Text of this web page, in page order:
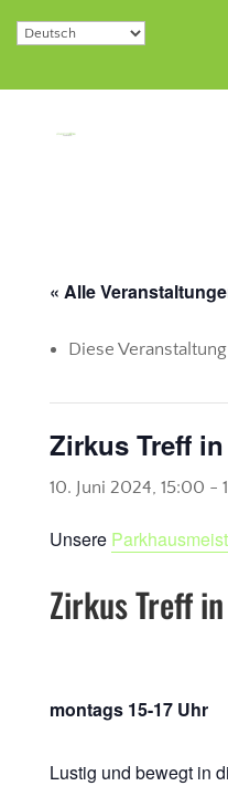
« Alle
Diese
Zirkus Treff
10. Juni 2024, 15:00 -
Unsere
Zirkus Treff
montags 15-17 Uhr
Lustig und bewegt in